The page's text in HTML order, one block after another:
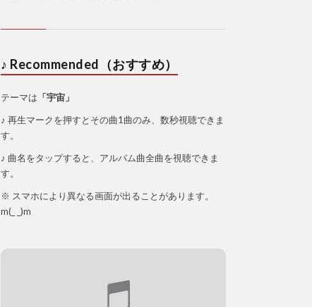
♪ Recommended（おすすめ）
テーマは 「宇宙」
♪ 再生マークを押すとその曲1曲のみ、数秒視聴できま
す。
♪ 曲名をタップすると、アルバム曲全曲を視聴できま
す。
※ スマホにより異なる画面が出ることがあります。
m(_ _)m